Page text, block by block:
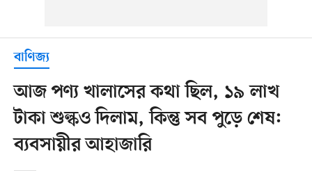
বাণিজ্য
আজ পণ্য খালাসের কথা ছিল, ১৯ লাখ
টাকা শুল্কও দিলাম, কিন্তু সব পুড়ে শেষ:
ব্যবসায়ীর আহাজারি